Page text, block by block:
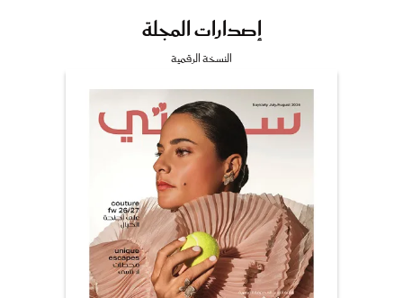
إصدارات المجلة
النسخة الرقمية
عروس سيدتي